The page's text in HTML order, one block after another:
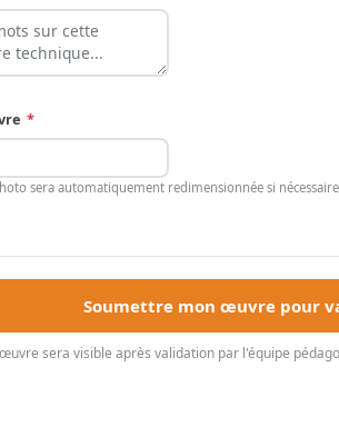
*
sera automatiquement redimensionnée si
Soumettre mon œuvre pour
sera visible après validation par l'équipe